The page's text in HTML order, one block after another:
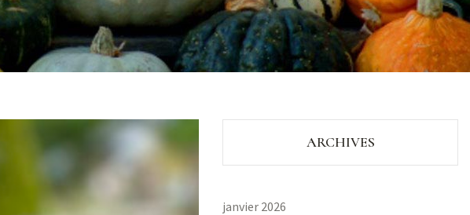
ARCHIVES
janvier 2026